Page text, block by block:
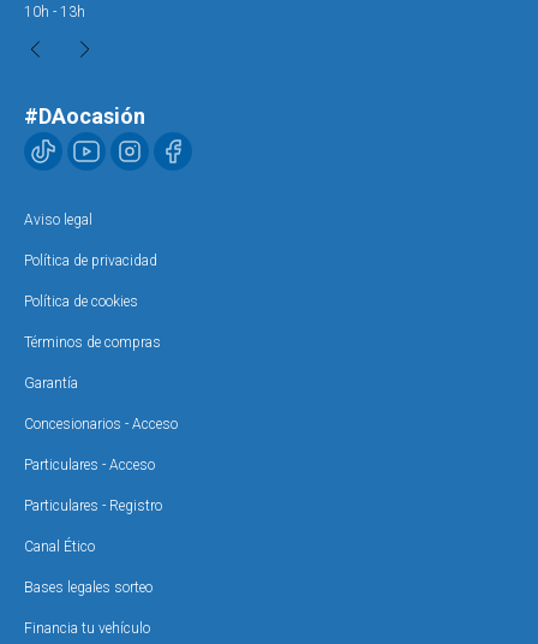
10h - 13h
#DAocasión
Aviso legal
Política de privacidad
Política de cookies
Términos de compras
Garantía
Concesionarios - Acceso
Particulares - Acceso
Particulares - Registro
Canal Ético
Bases legales sorteo
Financia tu vehículo